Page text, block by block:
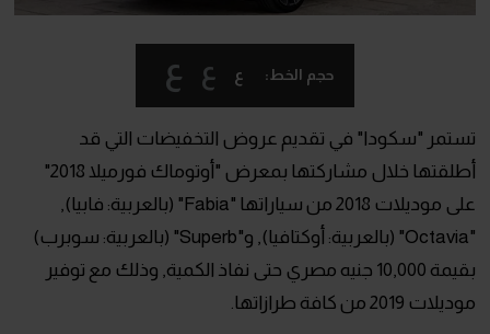
حجم الخط: ع ع ع
تستمر "سكودا" في تقديم عروض التخفيضات التي قد
أطلقتها خلال مشاركتها بمعرض "أوتوماك فورميلا 2018"
على موديلات 2018 من سياراتها "Fabia" (بالعربية: فابيا),
"Octavia" (بالعربية: أوكتافيا), و"Superb" (بالعربية: سوبرب)
بقيمة 10,000 جنيه مصري حتى نفاذ الكمية, وذلك مع توفير
موديلات 2019 من كافة طرازاتها.